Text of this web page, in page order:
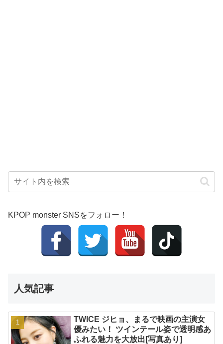
KPOP monster SNSをフォロー！
人気記事
TWICE ジヒョ、まるで映画の主演女
優みたい！ ツインテール姿で透明感あ
ふれる魅力を大放出[写真あり]